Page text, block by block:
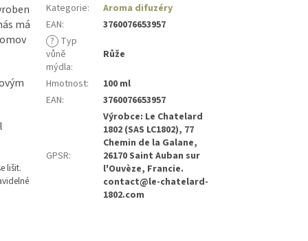
má
lišit.
Kategorie:
Aroma difuzéry
EAN:
3760076653957
? Typ
vůně
mýdla:
Růže
Hmotnost:
100 ml
EAN: 3760076653957
GPSR:
Výrobce: Le Chatelard
1802 (SAS LC1802), 77
Chemin de la Galane,
26170 Saint Auban sur
l'Ouvèze, Francie.
contact@le-chatelard-
1802.com